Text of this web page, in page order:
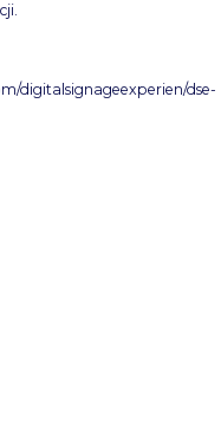
digitalsignageexperien/dse-